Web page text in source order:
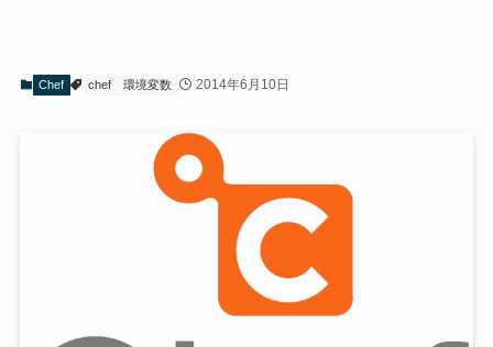
Chef chef 環境変数 2014年6月10日